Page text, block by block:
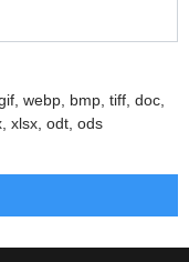
webp, bmp, tiff, doc,
xlsx, odt, ods